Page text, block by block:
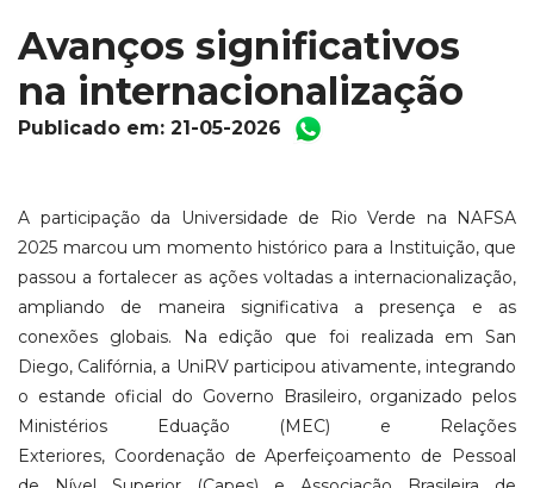
Avanços significativos
na internacionalização
Publicado em: 21-05-2026
A participação da Universidade de Rio Verde na NAFSA
2025 marcou um momento histórico para a Instituição, que
passou a fortalecer as ações voltadas a internacionalização,
ampliando de maneira significativa a presença e as
conexões globais. Na edição que foi realizada em San
Diego, Califórnia, a UniRV participou ativamente, integrando
o estande oficial do Governo Brasileiro, organizado pelos
Ministérios Eduação (MEC) e Relações
Exteriores, Coordenação de Aperfeiçoamento de Pessoal